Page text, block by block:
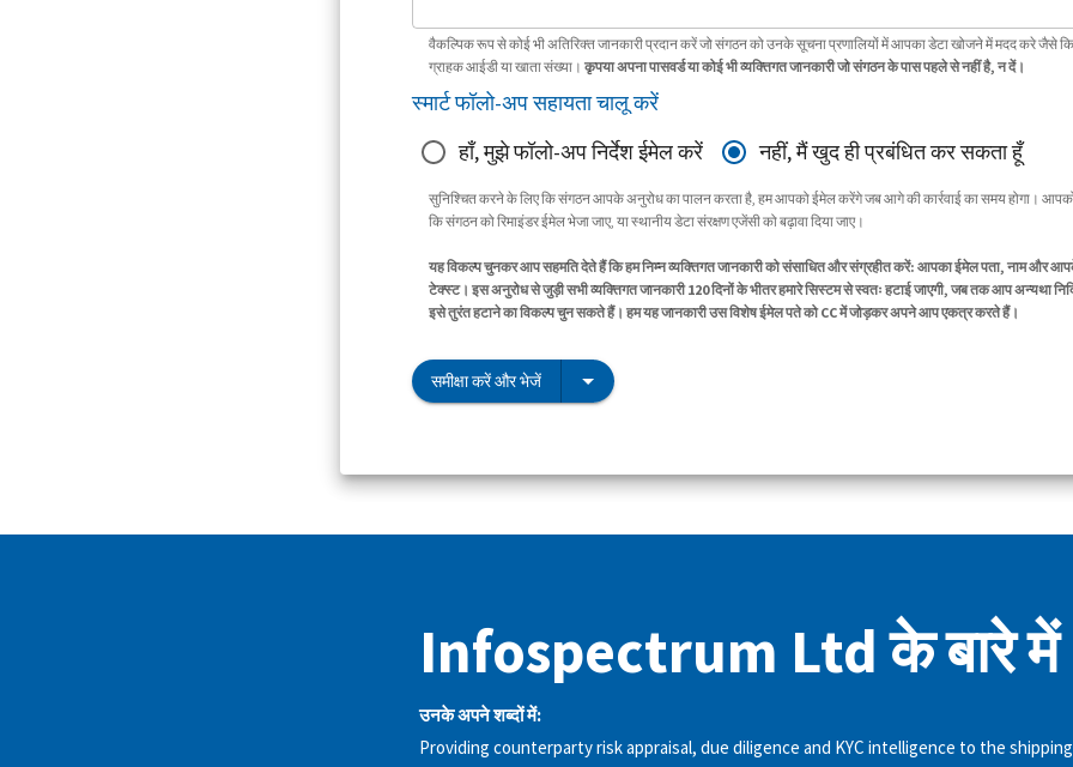
वैकल्पिक रूप से कोई भी अतिरिक्त जानकारी प्रदान करें जो संगठन को उनके सूचना प्रणालियों में आपका डेटा खोजने में मदद करे जैसे कि
ग्राहक आईडी या खाता संख्या। कृपया अपना पासवर्ड या कोई भी व्यक्तिगत जानकारी जो संगठन के पास पहले से नहीं है, न दें।
स्मार्ट फॉलो-अप सहायता चालू करें
हाँ, मुझे फॉलो-अप निर्देश ईमेल करें
नहीं, मैं खुद ही प्रबंधित कर सकता हूँ
सुनिश्चित करने के लिए कि संगठन आपके अनुरोध का पालन करता है, हम आपको ईमेल करेंगे जब आगे की कार्रवाई का समय होगा। आपको
कि संगठन को रिमाइंडर ईमेल भेजा जाए, या स्थानीय डेटा संरक्षण एजेंसी को बढ़ावा दिया जाए।
यह विकल्प चुनकर आप सहमति देते हैं कि हम निम्न व्यक्तिगत जानकारी को संसाधित और संग्रहीत करें: आपका ईमेल पता, नाम और
टेक्स्ट। इस अनुरोध से जुड़ी सभी व्यक्तिगत जानकारी 120 दिनों के भीतर हमारे सिस्टम से स्वतः हटाई जाएगी, जब तक आप अन्यथा
इसे तुरंत हटाने का विकल्प चुन सकते हैं। हम यह जानकारी उस विशेष ईमेल पते को CC में जोड़कर अपने आप एकत्र करते हैं।
समीक्षा करें और भेजें
Infospectrum Ltd के बारे में
उनके अपने शब्दों में:
Providing counterparty risk appraisal, due diligence and KYC intelligence to the